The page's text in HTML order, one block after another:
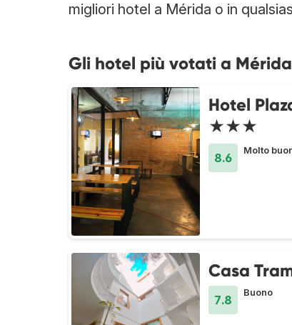
migliori hotel a Mérida o in
Gli hotel più votati a Mérida
Hotel
★★★
8.6
Molto
Casa
7.8
Buono